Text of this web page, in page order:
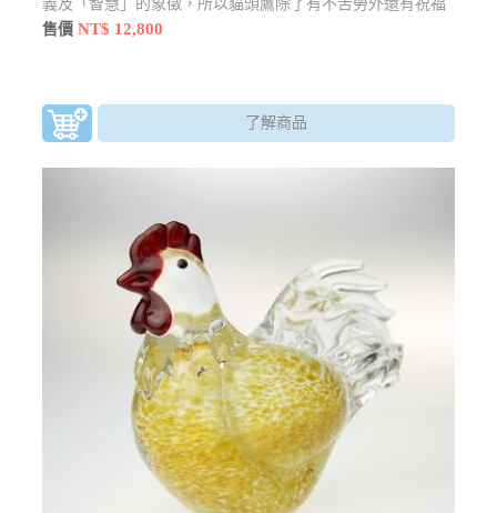
義及「智慧」的象徵，所以貓頭鷹除了有不苦勞外還有祝福
福氣的意思，而在北海道貓頭鷹則是愛奴族的守護神，代表
售價NT$ 12,800
了解商品